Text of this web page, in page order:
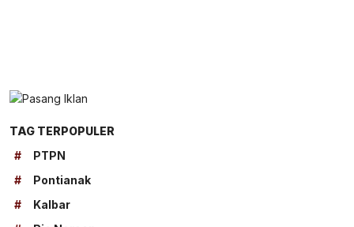
TAG TERPOPULER
#
PTPN
#
Pontianak
#
Kalbar